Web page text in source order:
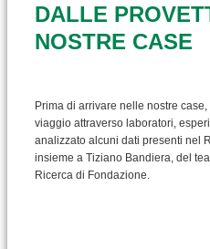
DALLE
NOSTRE CASE
Prima di arrivare nelle nostre
viaggio attraverso laboratori,
analizzato alcuni dati presenti nel
insieme a Tiziano Bandiera, del
Ricerca di Fondazione.